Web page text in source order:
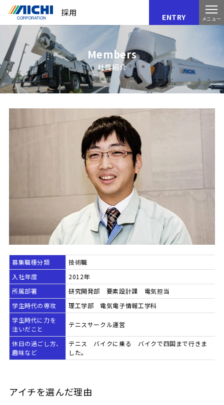
メニュー
採用 ENTRY
Members
社員紹介
募集職種分類
技術職
入社年度
2012年
所属部署
研究開発部 要素設計課 電気担当
学生時代の専攻
理工学部 電気電子情報工学科
学生時代に力を
注いだこと
テニスサークル運営
休日の過ごし方、
趣味など
テニス バイクに乗る バイクで四国まで行きま
した。
アイチを選んだ理由